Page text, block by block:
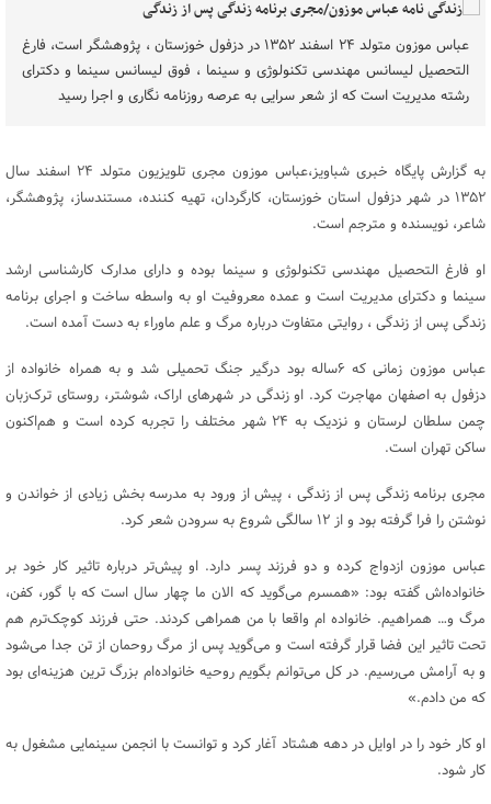
عباس موزون متولد ۲۴ اسفند ۱۳۵۲ در دزفول خوزستان ، پژوهشگر است، فارغ
التحصیل لیسانس مهندسی تکنولوژی و سینما ، فوق لیسانس سینما و دکترای
رشته مدیریت است که از شعر سرایی به عرصه روزنامه نگاری و اجرا رسید
به گزارش پایگاه خبری شباویز،عباس موزون مجری تلویزیون متولد ۲۴ اسفند سال
۱۳۵۲ در شهر دزفول استان خوزستان، کارگردان، تهیه کننده، مستندساز، پژوهشگر،
شاعر، نویسنده و مترجم است.
او فارغ التحصیل مهندسی تکنولوژی و سینما بوده و دارای مدارک کارشناسی ارشد
سینما و دکترای مدیریت است و عمده معروفیت او به واسطه ساخت و اجرای برنامه
زندگی پس از زندگی ، روایتی متفاوت درباره مرگ و علم ماوراء به دست آمده است.
عباس موزون زمانی که ۶ساله بود درگیر جنگ تحمیلی شد و به همراه خانواده از
دزفول به اصفهان مهاجرت کرد. او زندگی در شهرهای اراک، شوشتر، روستای ترک‌زبان
چمن سلطان لرستان و نزدیک به ۲۴ شهر مختلف را تجربه کرده است و هم‌اکنون
ساکن تهران است.
مجری برنامه زندگی پس از زندگی ، پیش از ورود به مدرسه بخش زیادی از خواندن و
نوشتن را فرا گرفته بود و از ۱۲ سالگی شروع به سرودن شعر کرد.
عباس موزون ازدواج کرده و دو فرزند پسر دارد. او پیش‌تر درباره تاثیر کار خود بر
خانواده‌اش گفته بود: «همسرم می‌گوید که الان ما چهار سال است که با گور، کفن،
مرگ و… همراهیم. خانواده ام واقعا با من همراهی کردند. حتی فرزند کوچک‌ترم هم
تحت تاثیر این فضا قرار گرفته است و می‌گوید پس از مرگ روحمان از تن جدا می‌شود
و به آرامش می‌رسیم. در کل می‌توانم بگویم روحیه خانواده‌ام بزرگ ترین هزینه‌ای بود
که من دادم.»
او کار خود را در اوایل در دهه هشتاد آغار کرد و توانست با انجمن سینمایی مشغول به
کار شود.